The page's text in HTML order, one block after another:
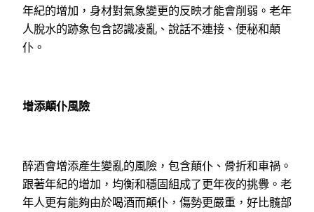
年紀的增加，身材對氣象變更的反映才能會削弱。老年
人脫水的跡象包含認識凌亂、說話不連接、便秘和顛
仆。
增添顛仆風險
醉酒會增添產生變亂的風險，包含顛仆、骨折和車禍。
跟著年紀的增加，均衡和穩固組成了更年夜的挑釁。老
年人更有能夠由於喝酒而顛仆，傷勢更嚴重，好比髖部